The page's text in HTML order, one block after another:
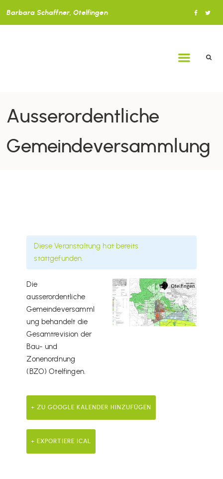
Barbara Schaffner, Otelfingen
Ausserordentliche
Gemeindeversammlung
Diese Veranstaltung hat bereits
stattgefunden.
Die
ausserordentliche
Gemeindeversamml
ung behandelt die
Gesamtrevision der
Bau- und
Zonenordnung
(BZO) Otelfingen.
+ ZU GOOGLE KALENDER HINZUFÜGEN
+ EXPORTIERE ICAL